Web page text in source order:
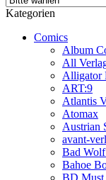
Kategorien
Comics
Album
All
Alligator
ART:9
Atlantis
Atomax
Austrian
avant-
Bad
Bahoe
BD Must